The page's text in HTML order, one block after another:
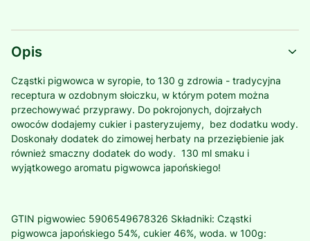
Opis
Cząstki pigwowca w syropie, to 130 g zdrowia - tradycyjna
receptura w ozdobnym słoiczku, w którym potem można
przechowywać przyprawy. Do pokrojonych, dojrzałych
owoców dodajemy cukier i pasteryzujemy, bez dodatku wody.
Doskonały dodatek do zimowej herbaty na przeziębienie jak
również smaczny dodatek do wody. 130 ml smaku i
wyjątkowego aromatu pigwowca japońskiego!
GTIN pigwowiec 5906549678326 Składniki: Cząstki
pigwowca japońskiego 54%, cukier 46%, woda. w 100g: